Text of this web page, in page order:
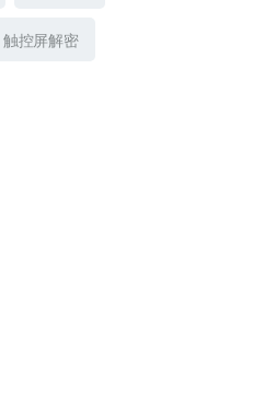
触控屏解密